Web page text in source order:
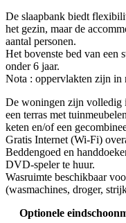
De slaapbank biedt
het gezin, maar de
aantal personen.
Het bovenste bed van een
onder 6 jaar.
Nota : oppervlakten zijn in
De woningen zijn volledig
een terras met
keten en/of een
Gratis Internet (Wi-Fi)
Beddengoed en
DVD-speler te huur.
Wasruimte beschikbaar
(wasmachines, droger,
Optionele